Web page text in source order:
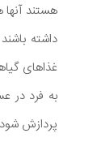
هستند
داشته
غذاهای
به فرد در
پردازش